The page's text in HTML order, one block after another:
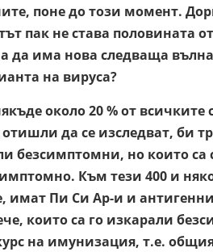
поне до този момент.
пак не става половината
да има нова следваща
на вируса?
около 20 % от всичките
да се изследват, би
безсимптомни, но които са
Към тези 400 и
имат Пи Си Ар-и и
които са го изкарали
на имунизация, т.е.